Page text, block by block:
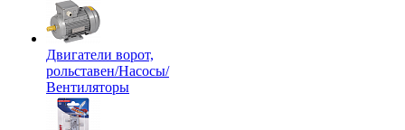
Двигатели ворот,
рольставен/Насосы/
Вентиляторы